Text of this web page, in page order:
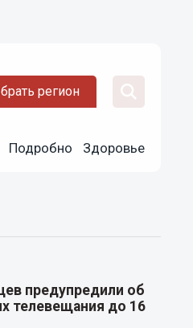
регион
Подробно Здоровье
предупредили об
телевещания до 16